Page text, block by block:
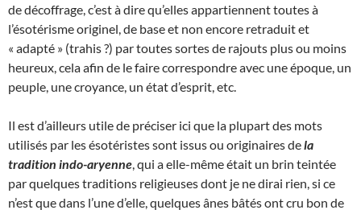
de décoffrage, c’est à dire qu’elles appartiennent toutes à
l’ésotérisme originel, de base et non encore retraduit et
« adapté » (trahis ?) par toutes sortes de rajouts plus ou moins
heureux, cela afin de le faire correspondre avec une époque, un
peuple, une croyance, un état d’esprit, etc.
Il est d’ailleurs utile de préciser ici que la plupart des mots
utilisés par les ésotéristes sont issus ou originaires dela
tradition indo-aryenne , qui a elle-même était un brin teintée
par quelques traditions religieuses dont je ne dirai rien, si ce
n’est que dans l’une d’elle, quelques ânes bâtés ont cru bon de